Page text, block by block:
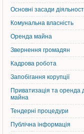
Основні засади
Комунальна власність
Оренда майна
Звернення громадян
Кадрова робота
Запобігання корупції
Приватизація та оренда
майна
Тендерні процедури
Публічна інформація